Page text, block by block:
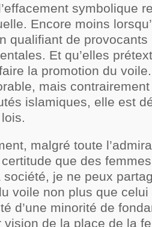
symbolique
Encore moins
qualifiant de
Et qu’elles
la promotion du
mais
islamiques, elle est
malgré toute
que des
société, je ne peux
voile non plus que
d’une minorité de
vision de la place de la